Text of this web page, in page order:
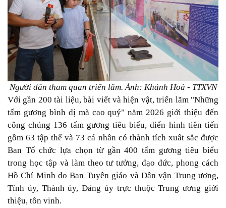
Người dân tham quan triển lãm. Ảnh: Khánh Hoà - TTXVN
Với gần 200 tài liệu, bài viết và hiện vật, triển lãm "Những
tấm gương bình dị mà cao quý" năm 2026 giới thiệu đến
công chúng 136 tấm gương tiêu biểu, điển hình tiên tiến
gồm 63 tập thể và 73 cá nhân có thành tích xuất sắc được
Ban Tổ chức lựa chọn từ gần 400 tấm gương tiêu biểu
trong học tập và làm theo tư tưởng, đạo đức, phong cách
Hồ Chí Minh do Ban Tuyên giáo và Dân vận Trung ương,
Tỉnh ủy, Thành ủy, Đảng ủy trực thuộc Trung ương giới
thiệu, tôn vinh.